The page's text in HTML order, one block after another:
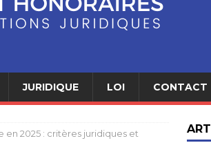
JURIDIQUE LOI CONTACT
2025 : critères juridiques et